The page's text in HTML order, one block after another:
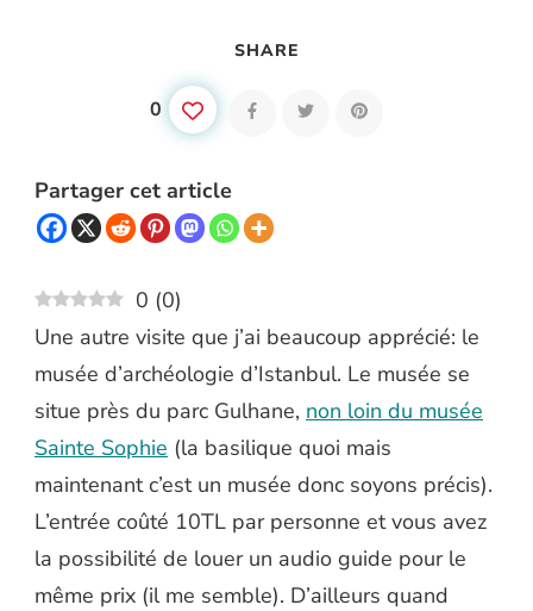
SHARE
0
Partager cet article
0 (0)
Une autre visite que j’ai beaucoup apprécié: le
musée d’archéologie d’Istanbul. Le musée se
situe près du parc Gulhane, non loin du musée
Sainte Sophie (la basilique quoi mais
maintenant c’est un musée donc soyons précis).
L’entrée coûté 10TL par personne et vous avez
la possibilité de louer un audio guide pour le
même prix (il me semble). D’ailleurs quand